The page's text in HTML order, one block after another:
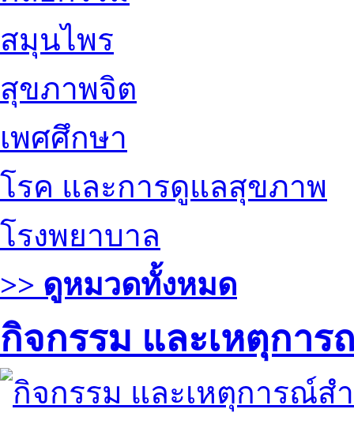
สมุนไพร
สุขภาพจิต
เพศศึกษา
โรค และการดูแลสุขภาพ
โรงพยาบาล
>> ดูหมวดทั้งหมด
กิจกรรม และเหตุกา